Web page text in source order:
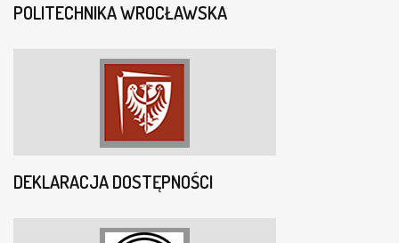
POLITECHNIKA WROCŁAWSKA
DEKLARACJA DOSTĘPNOŚCI